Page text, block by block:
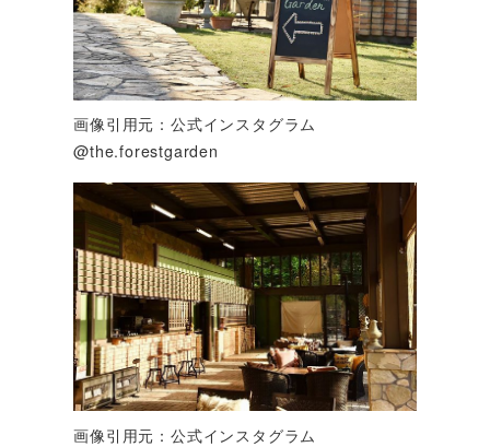
画像引用元：公式インスタグラム
@the.forestgarden
画像引用元：公式インスタグラム